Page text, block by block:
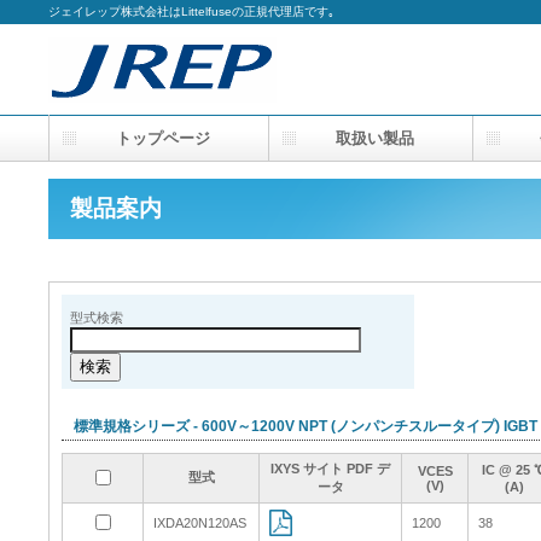
ジェイレップ株式会社はLittelfuseの正規代理店です｡
製品案内
型式検索
標準規格シリーズ - 600V～1200V NPT (ノンパンチスルータイプ) IGBT
型式
IXYS サイト PDF デ
ータ
VCES
(V)
IC @ 25
(A)
型式
IXYS サイト PDF デ
ータ
VCES
(V)
IC @ 25
(A)
型式
IXYS サイト PDF デ
ータ
VCES
(V)
IC @ 25
(A)
IXDA20N120AS 1200 38
型式
IXYS サイト PDF デ
ータ
VCES
(V)
IC @ 25
(A)
IXDA20N120AS 1200 38
トップページ 取扱い製品